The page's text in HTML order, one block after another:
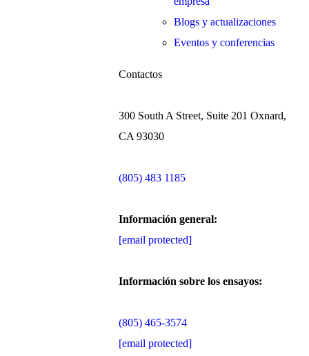
Blogs y actualizaciones
Eventos y conferencias
Contactos
300 South A Street, Suite 201 Oxnard,
CA 93030
(805) 483 1185
Información general:
[email protected]
Información sobre los ensayos:
(805) 465-3574
[email protected]